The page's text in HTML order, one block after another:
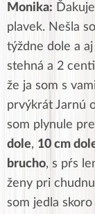
Monika:
plavek. Nešla
týždne dole a
stehná a 2
že ja som s
prvýkrát Jarnú
som plynule
dole, 10 cm
brucho, s pŕs
ženy pri
som jedla